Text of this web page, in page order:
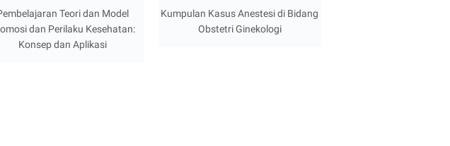
Teori dan Model
dan Perilaku Kesehatan:
Konsep dan Aplikasi
Kumpulan Kasus Anestesi di Bidang
Obstetri Ginekologi